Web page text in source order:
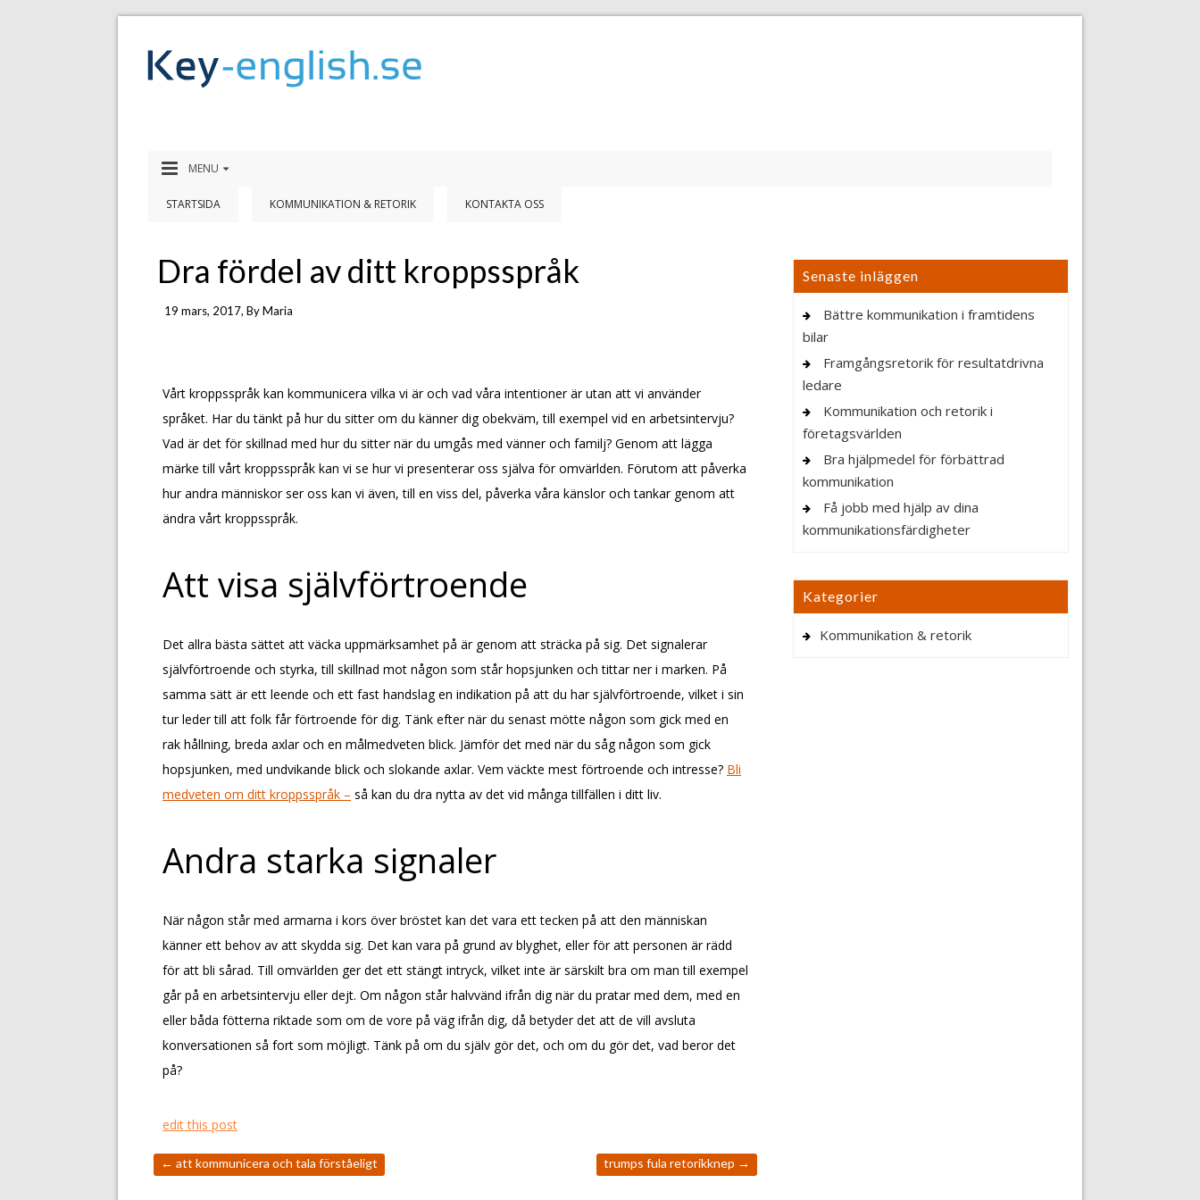
MENU
STARTSIDA KOMMUNIKATION & RETORIK KONTAKTA OSS
Dra fördel av ditt kroppsspråk
19 mars, 2017, ByMaria
Vårt kroppsspråk kan kommunicera vilka vi är och vad våra intentioner är utan att vi använder
språket. Har du tänkt på hur du sitter om du känner dig obekväm, till exempel vid en arbetsintervju?
Vad är det för skillnad med hur du sitter när du umgås med vänner och familj? Genom att lägga
märke till vårt kroppsspråk kan vi se hur vi presenterar oss själva för omvärlden. Förutom att påverka
hur andra människor ser oss kan vi även, till en viss del, påverka våra känslor och tankar genom att
ändra vårt kroppsspråk.
Att visa självförtroende
Det allra bästa sättet att väcka uppmärksamhet på är genom att sträcka på sig. Det signalerar
självförtroende och styrka, till skillnad mot någon som står hopsjunken och tittar ner i marken. På
samma sätt är ett leende och ett fast handslag en indikation på att du har självförtroende, vilket i sin
tur leder till att folk får förtroende för dig. Tänk efter när du senast mötte någon som gick med en
rak hållning, breda axlar och en målmedveten blick. Jämför det med när du såg någon som gick
hopsjunken, med undvikande blick och slokande axlar. Vem väckte mest förtroende och intresse? Bli
medveten om ditt kroppsspråk – så kan du dra nytta av det vid många tillfällen i ditt liv.
Andra starka signaler
När någon står med armarna i kors över bröstet kan det vara ett tecken på att den människan
känner ett behov av att skydda sig. Det kan vara på grund av blyghet, eller för att personen är rädd
för att bli sårad. Till omvärlden ger det ett stängt intryck, vilket inte är särskilt bra om man till exempel
går på en arbetsintervju eller dejt. Om någon står halvvänd ifrån dig när du pratar med dem, med en
eller båda fötterna riktade som om de vore på väg ifrån dig, då betyder det att de vill avsluta
konversationen så fort som möjligt. Tänk på om du själv gör det, och om du gör det, vad beror det
på?
edit this post
trumps fula retorikknep →
← att kommunicera och tala förståeligt
Senaste inläggen
Bättre kommunikation i framtidens
bilar
Framgångsretorik för resultatdrivna
ledare
Kommunikation och retorik i
företagsvärlden
Bra hjälpmedel för förbättrad
kommunikation
Få jobb med hjälp av dina
kommunikationsfärdigheter
Kategorier
Kommunikation & retorik